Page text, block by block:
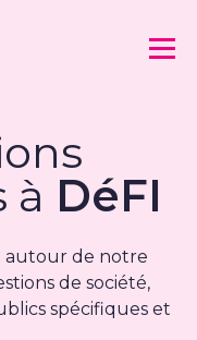
à DéFI
autour de notre
de société,
spécifiques et